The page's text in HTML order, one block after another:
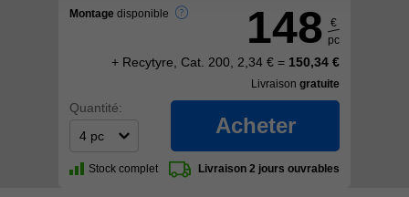
Montage disponible 148
€
pc
+ Recytyre, Cat. 200, 2,34 € = 150,34 €
Livraison gratuite
Quantité:
Acheter
Stock complet Livraison 2 jours ouvrables